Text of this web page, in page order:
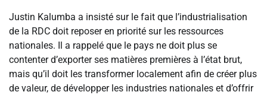
Justin Kalumba a insisté sur le fait que l’industrialisation
de la RDC doit reposer en priorité sur les ressources
nationales. Il a rappelé que le pays ne doit plus se
contenter d’exporter ses matières premières à l’état brut,
mais qu’il doit les transformer localement afin de créer plus
de valeur, de développer les industries nationales et d’offrir